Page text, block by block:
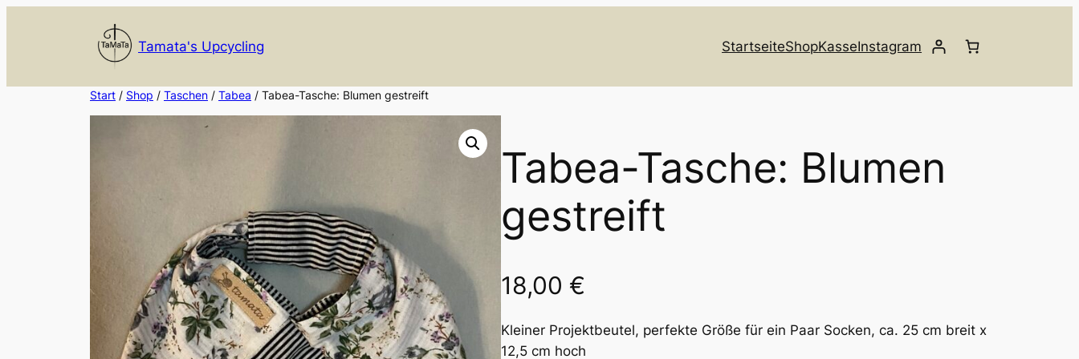
Tamata's Upcycling StartseiteShopKasseInstagram
Start / Shop / Taschen / Tabea / Tabea-Tasche: Blumen gestreift
Tabea-Tasche: Blumen
gestreift
18,00 €
Kleiner Projektbeutel, perfekte Größe für ein Paar Socken, ca. 25 cm breit x
12,5 cm hoch